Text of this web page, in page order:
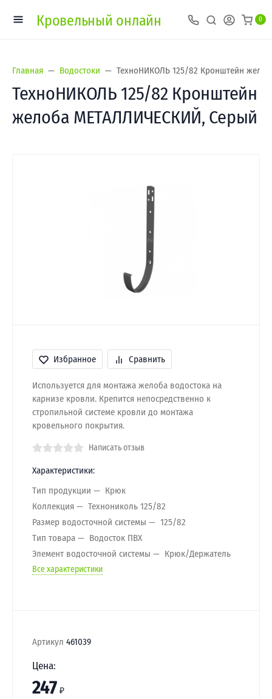
Кровельный онлайн 0
Главная Водостоки ТехноНИКОЛЬ 125/82 Кронштейн
ТехноНИКОЛЬ 125/82 Кронштейн
желоба МЕТАЛЛИЧЕСКИЙ, Серый
Избранное Сравнить
Используется для монтажа желоба водостока на
карнизе кровли. Крепится непосредственно к
стропильной системе кровли до монтажа
кровельного покрытия.
Написать отзыв
Характеристики:
Тип продукции
Крюк
Коллекция
Технониколь 125/82
Размер водосточной системы
125/82
Тип товара
Водосток ПВХ
Элемент водосточной системы
Крюк/Держатель
Все характеристики
Артикул 461039
Цена:
247 ₽